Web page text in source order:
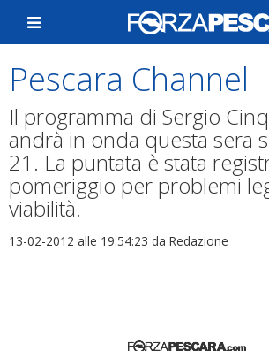
Pescara Channel
Il programma di Sergio
andrà in onda questa sera
21. La puntata è stata
pomeriggio per problemi
viabilità.
13-02-2012 alle 19:54:23 da Redazione